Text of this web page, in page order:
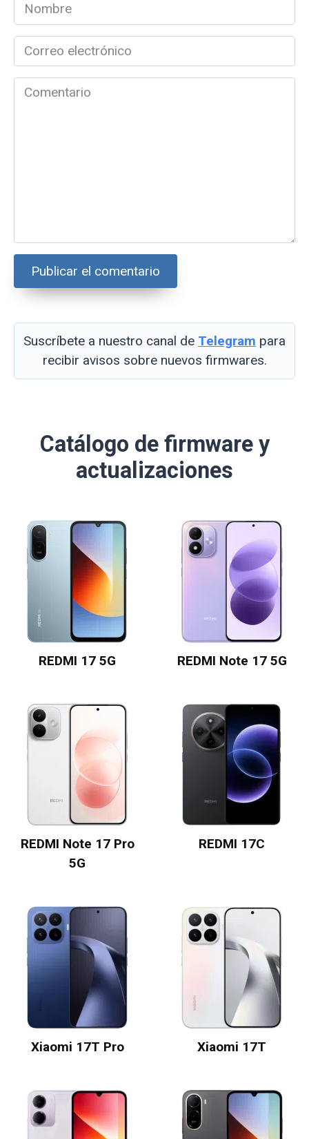
*
Correo
electrónico
*Comentario
Suscríbete a nuestro canal de Telegram para
recibir avisos sobre nuevos firmwares.
Catálogo de firmware y
actualizaciones
REDMI 17 5G REDMI Note 17 5G
REDMI Note 17 Pro
5G
REDMI 17C
Xiaomi 17T Pro Xiaomi 17T